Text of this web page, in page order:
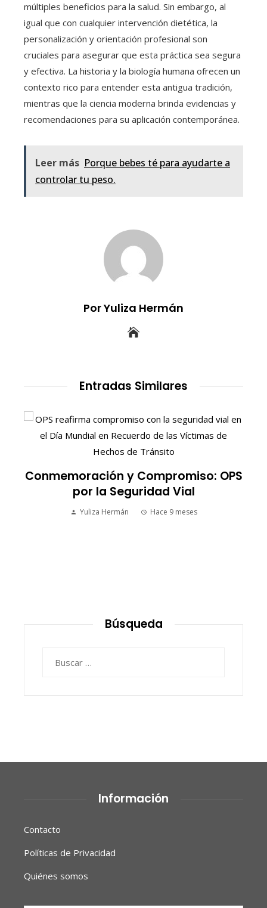
múltiples beneficios para la salud. Sin embargo, al
igual que con cualquier intervención dietética, la
personalización y orientación profesional son
cruciales para asegurar que esta práctica sea segura
y efectiva. La historia y la biología humana ofrecen un
contexto rico para entender esta antigua tradición,
mientras que la ciencia moderna brinda evidencias y
recomendaciones para su aplicación contemporánea.
Leer más Porque bebes té para ayudarte a
controlar tu peso.
Por Yuliza Hermán
Entradas Similares
Conmemoración y Compromiso: OPS
por la Seguridad Vial
Yuliza Hermán Hace 9 meses
Búsqueda
Información
Contacto
Políticas de Privacidad
Quiénes somos